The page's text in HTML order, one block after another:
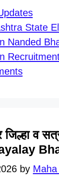
State
Nanded
जिल्हा व
by